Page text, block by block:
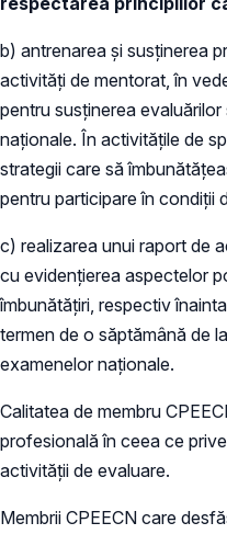
b) antrenarea și susținerea
activități de mentorat, în
pentru susținerea
naționale. În activitățile de
strategii care să
pentru participare în condiții
c) realizarea unui raport de
cu evidențierea aspectelor
îmbunătățiri, respectiv
termen de o săptămână de
examenelor naționale.
Calitatea de membru
profesională în ceea ce
activității de evaluare.
Membrii CPEECN care